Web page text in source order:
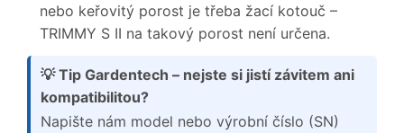
nebo keřovitý porost je třeba žací kotouč –
TRIMMY S II na takový porost není určena.
💡 Tip Gardentech – nejste si jistí závitem ani
kompatibilitou?
Napište nám model nebo výrobní číslo (SN)